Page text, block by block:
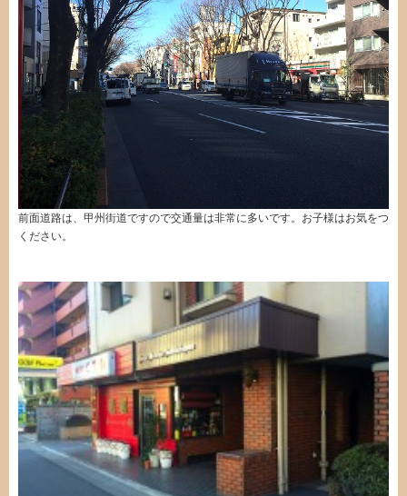
前面道路は、甲州街道ですので交通量は非常に多いです。お子様はお気をつ
ください。